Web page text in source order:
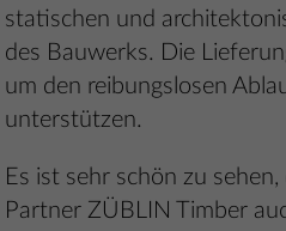
statischen und
des Bauwerks. Die
um den reibungslosen
unterstützen.
Es ist sehr schön zu
Partner ZÜBLIN Timber